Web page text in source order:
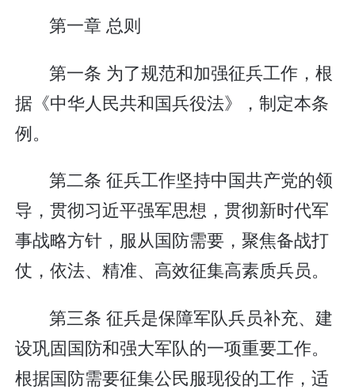
第一章 总则
第一条 为了规范和加强征兵工作，根
据《中华人民共和国兵役法》，制定本条
例。
第二条 征兵工作坚持中国共产党的领
导，贯彻习近平强军思想，贯彻新时代军
事战略方针，服从国防需要，聚焦备战打
仗，依法、精准、高效征集高素质兵员。
第三条 征兵是保障军队兵员补充、建
设巩固国防和强大军队的一项重要工作。
根据国防需要征集公民服现役的工作，适